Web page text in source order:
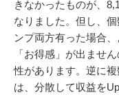
きなかったものが、
なりました。但し、
ンプ両方有った場合
「お得感」が出ませ
性があります。逆に
は、分散して収益を